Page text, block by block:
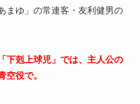
まゆ」の常連客・友利健男の
下剋上球児」では、主人公の
空役で。